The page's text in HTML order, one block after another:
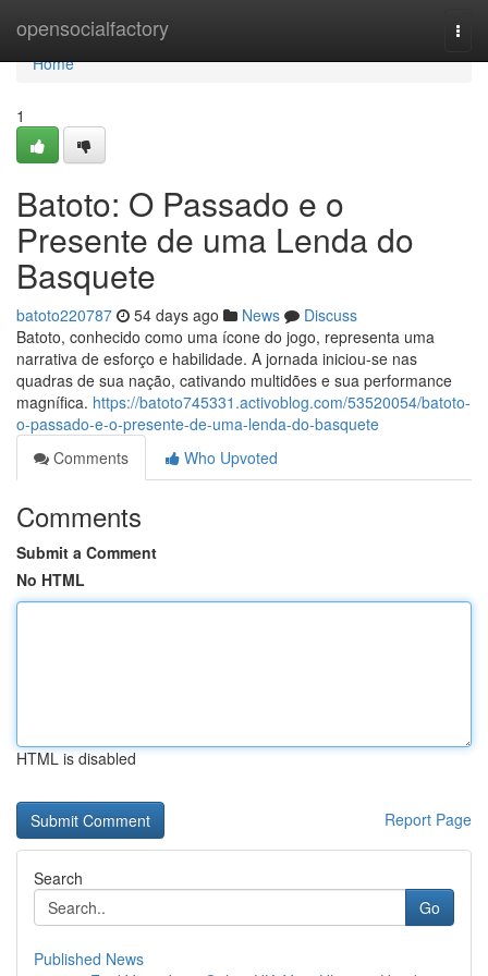
opensocialfactory
Home
Home
1
Batoto: O Passado e o
Presente de uma Lenda do
Basquete
batoto220787 54 days ago News
Discuss
Batoto, conhecido como uma ícone do jogo, representa uma
narrativa de esforço e habilidade. A jornada iniciou-se nas
quadras de sua nação, cativando multidões e sua performance
magnífica. https://batoto745331.activoblog.com/53520054/batoto-
o-passado-e-o-presente-de-uma-lenda-do-basquete
Comments
Who Upvoted
Comments
Submit a Comment
No HTML
HTML is disabled
Report Page
Search
Go
Published News